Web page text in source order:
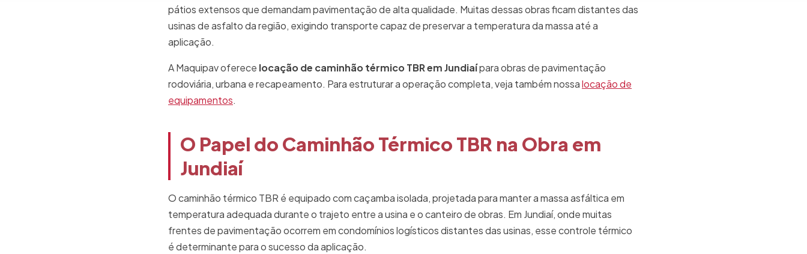
pátios extensos que demandam pavimentação de alta qualidade. Muitas dessas obras ficam distantes das
usinas de asfalto da região, exigindo transporte capaz de preservar a temperatura da massa até a
aplicação.
A Maquipav oferece locação de caminhão térmico TBR em Jundiaípara obras de pavimentação
rodoviária, urbana e recapeamento. Para estruturar a operação completa, veja também nossalocação de
equipamentos.
O Papel do Caminhão Térmico TBR na Obra em
Jundiaí
O caminhão térmico TBR é equipado com caçamba isolada, projetada para manter a massa asfáltica em
temperatura adequada durante o trajeto entre a usina e o canteiro de obras. Em Jundiaí, onde muitas
frentes de pavimentação ocorrem em condomínios logísticos distantes das usinas, esse controle térmico
é determinante para o sucesso da aplicação.